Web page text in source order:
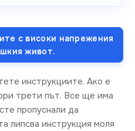
с високи напрежения
живот.
инструкциите. Ако е
трети път. Все ще има
пропуснали да
липсва инструкция моля